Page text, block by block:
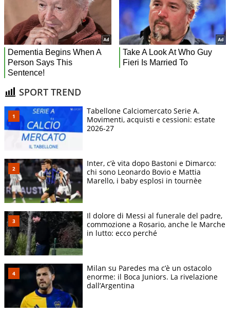
SPORT TREND
Tabellone Calciomercato Serie A.
Movimenti, acquisti e cessioni: estate
2026-27
Inter, c’è vita dopo Bastoni e Dimarco:
chi sono Leonardo Bovio e Mattia
Marello, i baby esplosi in tournèe
Il dolore di Messi al funerale del padre,
commozione a Rosario, anche le Marche
in lutto: ecco perché
Milan su Paredes ma c’è un ostacolo
enorme: il Boca Juniors. La rivelazione
dall’Argentina